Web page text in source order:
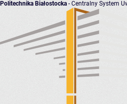
Politechnika Białostocka - Centralny System